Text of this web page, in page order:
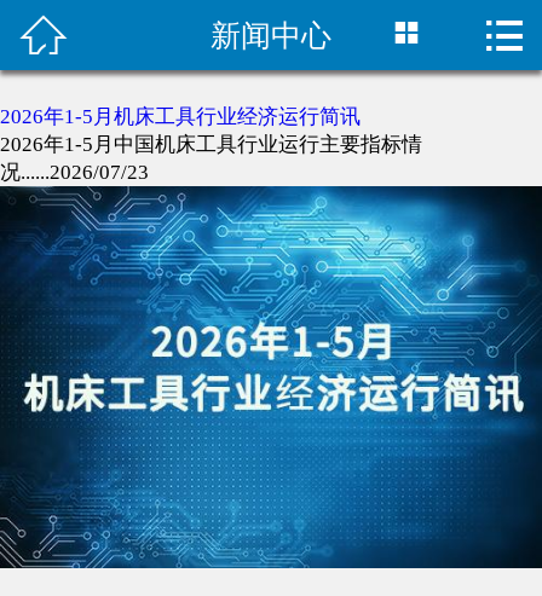
 首页
企业文化
产品中心
经典案例
新闻中心
技术支持
下载中心
联系我们
 新闻中心  
2026年1-5月机床工具行业经济运行简讯
2026年1-5月中国机床工具行业运行主要指标情
况......2026/07/23